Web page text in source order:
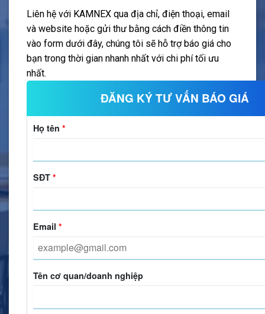
Liên hệ với KAMNEX qua địa chỉ, điện thoại, email
và website hoặc gửi thư bằng cách điền thông tin
vào form dưới đây, chúng tôi sẽ hỗ trợ báo giá cho
bạn trong thời gian nhanh nhất với chi phí tối ưu
nhất.
ĐĂNG KÝ TƯ VẤN BÁO GIÁ
Họ tên *
SĐT *
Email *
Tên cơ quan/doanh nghiệp